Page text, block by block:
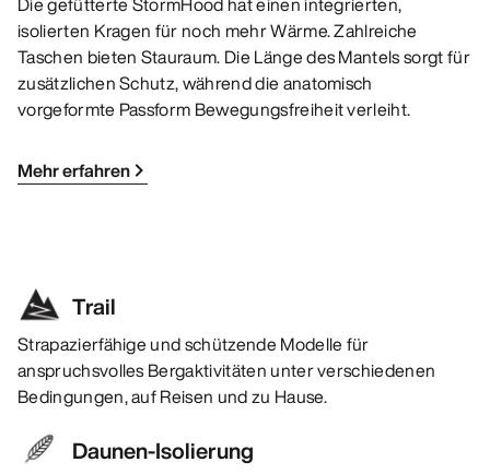
isolierten Kragen für noch mehr Wärme. Zahlreiche
Taschen bieten Stauraum. Die Länge des Mantels sorgt für
zusätzlichen Schutz, während die anatomisch
vorgeformte Passform Bewegungsfreiheit verleiht.
Mehr erfahren
Trail
Strapazierfähige und schützende Modelle für
anspruchsvolles Bergaktivitäten unter verschiedenen
Bedingungen, auf Reisen und zu Hause.
Daunen-Isolierung